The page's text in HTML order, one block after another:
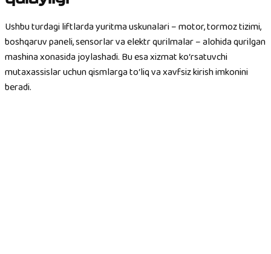
Ushbu turdagi liftlarda yuritma uskunalari – motor, tormoz tizimi,
boshqaruv paneli, sensorlar va elektr qurilmalar – alohida qurilgan
mashina xonasida joylashadi. Bu esa xizmat ko‘rsatuvchi
mutaxassislar uchun qismlarga to‘liq va xavfsiz kirish imkonini
beradi.